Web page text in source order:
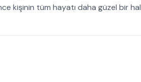
kişinin tüm hayatı daha güzel bir